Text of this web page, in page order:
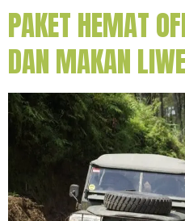
PAKET HEMAT
DAN MAKAN